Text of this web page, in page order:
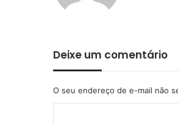
Deixe um comentário
O seu endereço de e-mail não